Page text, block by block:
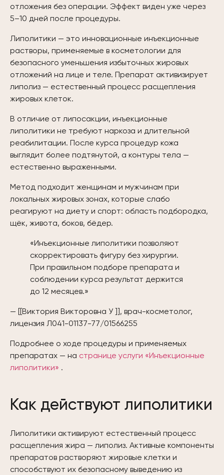
отложения без операции. Эффект виден уже через
5–10 дней после процедуры.
Липолитики — это инновационные инъекционные
растворы, применяемые в косметологии для
безопасного уменьшения избыточных жировых
отложений на лице и теле. Препарат активизирует
липолиз — естественный процесс расщепления
жировых клеток.
В отличие от липосакции, инъекционные
липолитики не требуют наркоза и длительной
реабилитации. После курса процедур кожа
выглядит более подтянутой, а контуры тела —
естественно выраженными.
Метод подходит женщинам и мужчинам при
локальных жировых зонах, которые слабо
реагируют на диету и спорт: область подбородка,
щёк, живота, боков, бёдер.
«Инъекционные липолитики позволяют
скорректировать фигуру без хирургии.
При правильном подборе препарата и
соблюдении курса результат держится
до 12 месяцев.»
— [[Виктория Викторовна У ]] , врач-косметолог,
лицензия Л041-01137-77/01566255
Подробнее о ходе процедуры и применяемых
препаратах — на странице услуги «Инъекционные
липолитики» .
Как действуют липолитики
Липолитики активируют естественный процесс
расщепления жира — липолиз. Активные компоненты
препаратов растворяют жировые клетки и
способствуют их безопасному выведению из